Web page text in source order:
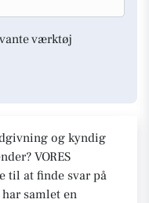
værktøj
og kyndig
VORES
til at finde svar på
samlet en